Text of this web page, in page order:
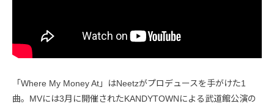
「Where My Money At」はNeetzがプロデュースを手がけた1
曲。MVには3月に開催されたKANDYTOWNによる武道館公演の